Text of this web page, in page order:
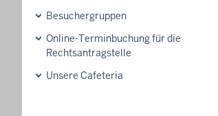
Besuchergruppen
Online-Terminbuchung für die
Rechtsantragstelle
Unsere Cafeteria